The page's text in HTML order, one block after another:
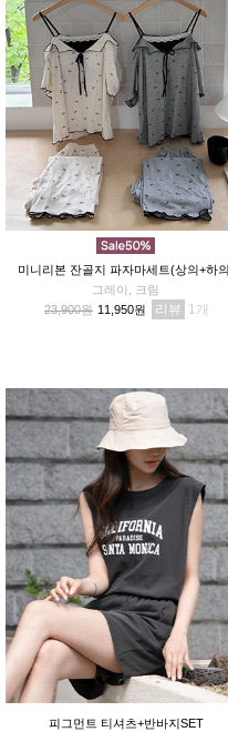
미니리본 잔골지 파자마세트(상의+하
그레이, 크림
23,900원 11,950원 리뷰 1
피그먼트 티셔츠+반바지SET